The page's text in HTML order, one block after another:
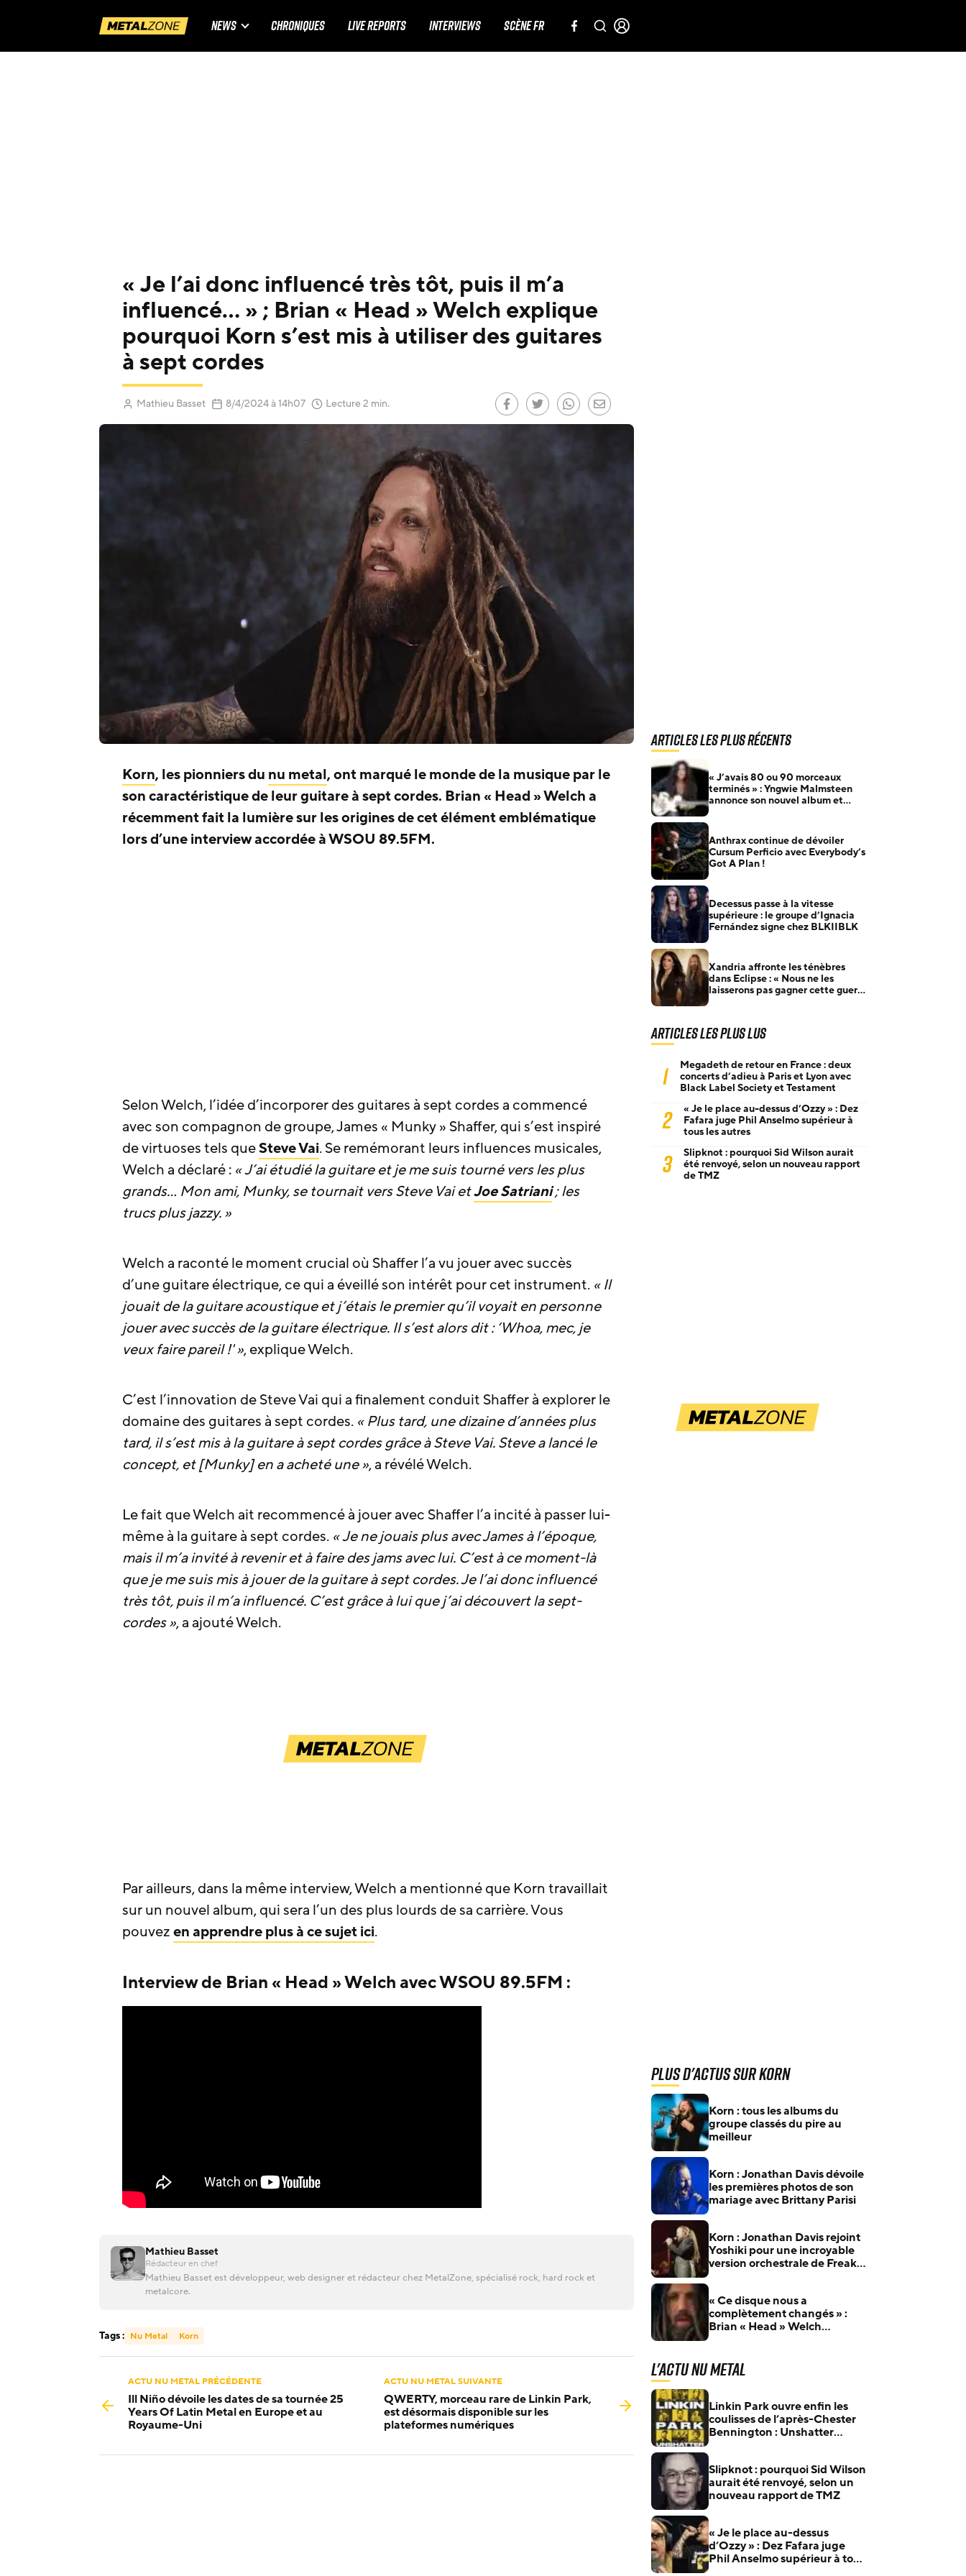
NEWS CHRONIQUES LIVE REPORTS INTERVIEWS SCÈNE FR
« Je l’ai donc influencé très tôt, puis il m’a
influencé… » ; Brian « Head » Welch explique
pourquoi Korn s’est mis à utiliser des guitares
à sept cordes
Mathieu Basset 8/4/2024(Mis à jour le)
à 14h07 Lecture 2 min.
Korn, les pionniers du nu metal, ont marqué le monde de la musique par le
son caractéristique de leur guitare à sept cordes. Brian « Head » Welch a
récemment fait la lumière sur les origines de cet élément emblématique
lors d’une interview accordée à WSOU 89.5FM.
Selon Welch, l’idée d’incorporer des guitares à sept cordes a commencé
avec son compagnon de groupe, James « Munky » Shaffer, qui s’est inspiré
de virtuoses tels queSteve Vai. Se remémorant leurs influences musicales,
Welch a déclaré : « J’ai étudié la guitare et je me suis tourné vers les plus
grands… Mon ami, Munky, se tournait vers Steve Vai etJoe Satriani; les
trucs plus jazzy. »
Welch a raconté le moment crucial où Shaffer l’a vu jouer avec succès
d’une guitare électrique, ce qui a éveillé son intérêt pour cet instrument. « Il
jouait de la guitare acoustique et j’étais le premier qu’il voyait en personne
jouer avec succès de la guitare électrique. Il s’est alors dit : ‘Whoa, mec, je
veux faire pareil !' », explique Welch.
C’est l’innovation de Steve Vai qui a finalement conduit Shaffer à explorer le
domaine des guitares à sept cordes. « Plus tard, une dizaine d’années plus
tard, il s’est mis à la guitare à sept cordes grâce à Steve Vai. Steve a lancé le
concept, et [Munky] en a acheté une », a révélé Welch.
Le fait que Welch ait recommencé à jouer avec Shaffer l’a incité à passer lui-
même à la guitare à sept cordes. « Je ne jouais plus avec James à l’époque,
mais il m’a invité à revenir et à faire des jams avec lui. C’est à ce moment-là
que je me suis mis à jouer de la guitare à sept cordes. Je l’ai donc influencé
très tôt, puis il m’a influencé. C’est grâce à lui que j’ai découvert la sept-
cordes », a ajouté Welch.
Par ailleurs, dans la même interview, Welch a mentionné que Korn travaillait
sur un nouvel album, qui sera l’un des plus lourds de sa carrière. Vous
pouvezen apprendre plus à ce sujet ici.
Interview de Brian « Head » Welch avec WSOU 89.5FM :
Mathieu Basset
Rédacteur en chef
Mathieu Basset est développeur, web designer et rédacteur chez MetalZone, spécialisé rock, hard rock et
metalcore.
Tags : Nu Metal Korn
ACTU NU METAL PRÉCÉDENTE
Ill Niño dévoile les dates de sa tournée 25
Years Of Latin Metal en Europe et au
Royaume-Uni
ACTU NU METAL SUIVANTE
QWERTY, morceau rare de Linkin Park,
est désormais disponible sur les
plateformes numériques
Articles les plus récents
« J’avais 80 ou 90 morceaux
terminés » : Yngwie Malmsteen
annonce son nouvel album et
Anthrax continue de dévoiler
Cursum Perficio avec Everybody’s
Got A Plan !
Decessus passe à la vitesse
supérieure : le groupe d’Ignacia
Fernández signe chez BLKIIBLK
Xandria affronte les ténèbres
dans Eclipse : « Nous ne les
laisserons pas gagner cette guerre
Articles les plus lus
1
Megadeth de retour en France : deux
concerts d’adieu à Paris et Lyon avec
Black Label Society et Testament
2
« Je le place au-dessus d’Ozzy » : Dez
Fafara juge Phil Anselmo supérieur à
tous les autres
3
Slipknot : pourquoi Sid Wilson aurait
été renvoyé, selon un nouveau rapport
de TMZ
Plus d'actus sur Korn
Korn : tous les albums du
groupe classés du pire au
meilleur
Korn : Jonathan Davis dévoile
les premières photos de son
mariage avec Brittany Parisi
Korn : Jonathan Davis rejoint
Yoshiki pour une incroyable
version orchestrale de Freak
« Ce disque nous a
complètement changés » :
Brian « Head » Welch
L'actu Nu Metal
Linkin Park ouvre enfin les
coulisses de l’après-Chester
Bennington : Unshatter
Slipknot : pourquoi Sid Wilson
aurait été renvoyé, selon un
nouveau rapport de TMZ
« Je le place au-dessus
d’Ozzy » : Dez Fafara juge
Phil Anselmo supérieur à tous